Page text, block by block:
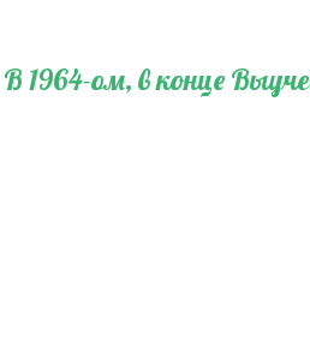
В 1964-ом, в конце